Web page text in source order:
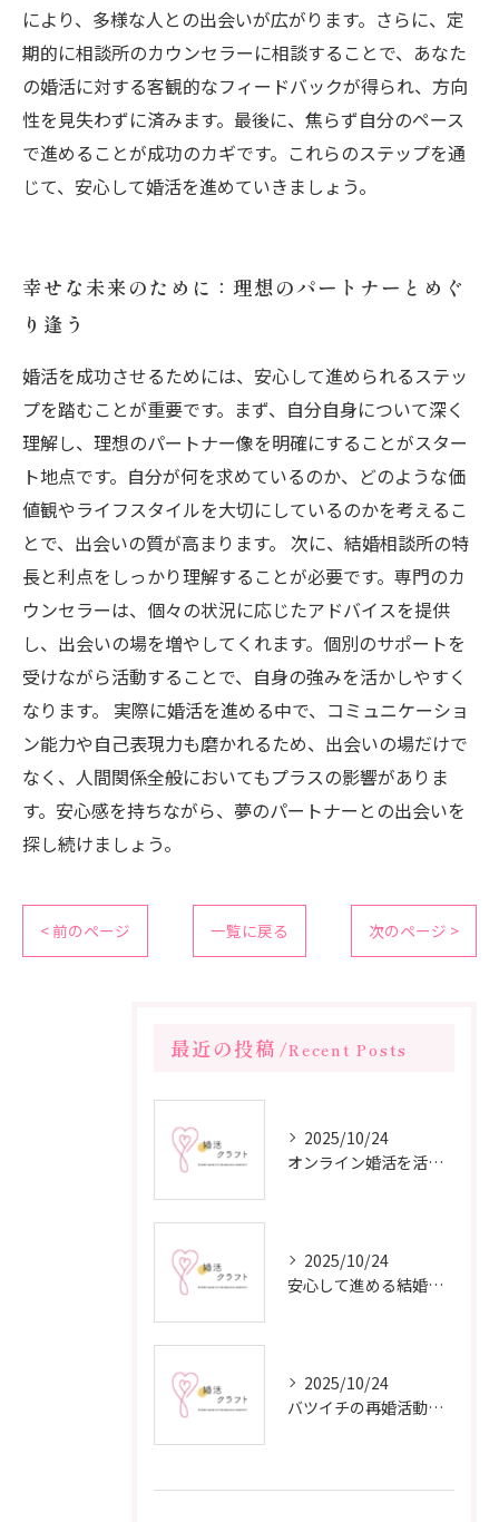
により、多様な人との出会いが広がります。さらに、定
期的に相談所のカウンセラーに相談することで、あなた
の婚活に対する客観的なフィードバックが得られ、方向
性を見失わずに済みます。最後に、焦らず自分のペース
で進めることが成功のカギです。これらのステップを通
じて、安心して婚活を進めていきましょう。
幸せな未来のために：理想のパートナーとめぐ
り逢う
婚活を成功させるためには、安心して進められるステッ
プを踏むことが重要です。まず、自分自身について深く
理解し、理想のパートナー像を明確にすることがスター
ト地点です。自分が何を求めているのか、どのような価
値観やライフスタイルを大切にしているのかを考えるこ
とで、出会いの質が高まります。 次に、結婚相談所の特
長と利点をしっかり理解することが必要です。専門のカ
ウンセラーは、個々の状況に応じたアドバイスを提供
し、出会いの場を増やしてくれます。個別のサポートを
受けながら活動することで、自身の強みを活かしやすく
なります。 実際に婚活を進める中で、コミュニケーショ
ン能力や自己表現力も磨かれるため、出会いの場だけで
なく、人間関係全般においてもプラスの影響がありま
す。安心感を持ちながら、夢のパートナーとの出会いを
探し続けましょう。
< 前のページ 一覧に戻る 次のページ >
最近の投稿 Recent Posts
2025/10/24
オンライン婚活を活用した短期間成婚の秘訣
2025/10/24
安心して進める結婚相談所の利用法
2025/10/24
バツイチの再婚活動に成功するための戦略